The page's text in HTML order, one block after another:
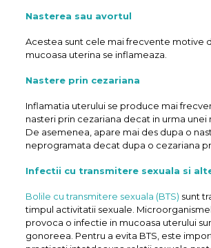
Nasterea sau avortul
Acestea sunt cele mai frecvente motive
mucoasa uterina se inflameaza.
Nastere prin cezariana
Inflamatia uterului se produce mai
nasteri prin cezariana decat in urma unei
De asemenea, apare mai des dupa o
neprogramata decat dupa o cezariana
Infectii cu transmitere sexuala si
Bolile cu transmitere sexuala (BTS) sunt
timpul activitatii sexuale.
provoca o infectie in mucoasa uterului
gonoreea. Pentru a evita BTS, este